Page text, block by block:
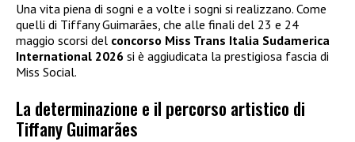
Una vita piena di sogni e a volte i sogni si realizzano. Come
quelli di Tiffany Guimarães, che alle finali del 23 e 24
maggio scorsi del concorso Miss Trans Italia Sudamerica
International 2026 si è aggiudicata la prestigiosa fascia di
Miss Social.
La determinazione e il percorso artistico di
Tiffany Guimarães